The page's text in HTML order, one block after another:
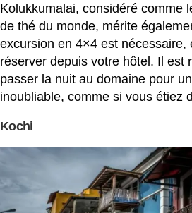
Kolukkumalai, considéré comme
de thé du monde, mérite
excursion en 4×4 est nécessaire,
réserver depuis votre hôtel. Il est
passer la nuit au domaine pour
inoubliable, comme si vous étiez
Kochi